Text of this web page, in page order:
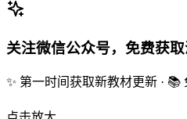
关注微信公众号，免费获
✨ 第一时间获取新教材更新 ·